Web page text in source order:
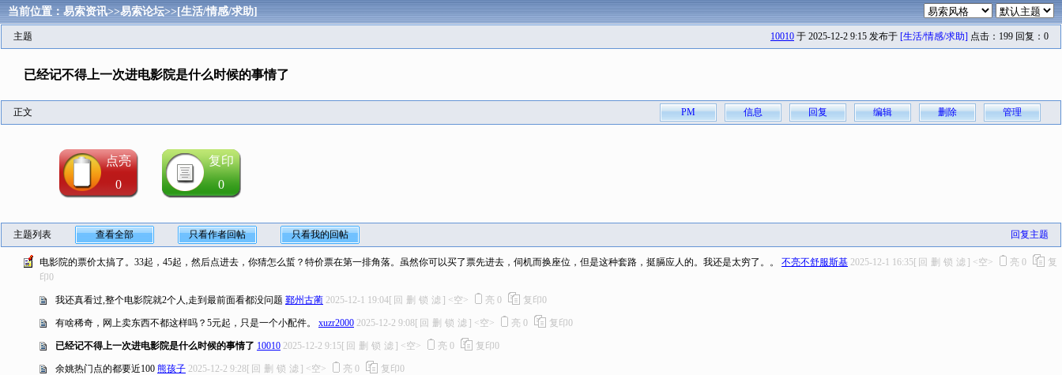
当前位置：易索资讯>>易索论坛>>[生活/情感/求助]
主题 10010 于 2025-12-2 9:15 发布于 [生活/情感/求助] 点击：199 回复：0
已经记不得上一次进电影院是什么时候的事情了
正文 PM 信息 回复 编辑 删除 管理
点亮
0
复印
0
主题列表 查看全部 只看作者回帖 只看我的回帖 回复主题
电影院的票价太搞了。33起，45起，然后点进去，你猜怎么蜇？特价票在第一排角落。虽然你可以买了票先进去，伺机而换座位，但是这种套路，挺膈应人的。我还是太穷了。。 不亮不舒服斯基 2025-12-1 16:35[ 回 删 锁 滤 ] <空> 亮 0
复
印0
我还真看过,整个电影院就2个人,走到最前面看都没问题 鄞州古蔺 2025-12-1 19:04[ 回 删 锁 滤 ] <空> 亮 0 复印0
有啥稀奇，网上卖东西不都这样吗？5元起，只是一个小配件。 xuzr2000 2025-12-2 9:08[ 回 删 锁 滤 ] <空> 亮 0 复印0
已经记不得上一次进电影院是什么时候的事情了 10010 2025-12-2 9:15[ 回 删 锁 滤 ] <空> 亮 0 复印0
余姚热门点的都要近100 熊孩子 2025-12-2 9:28[ 回 删 锁 滤 ] <空> 亮 0 复印0